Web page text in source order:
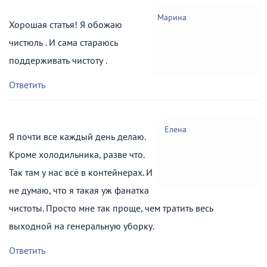
Марина
Хорошая статья! Я обожаю
чистюль . И сама стараюсь
поддерживать чистоту .
Ответить
Елена
Я почти все каждый день делаю.
Кроме холодильника, разве что.
Так там у нас всё в контейнерах. И
не думаю, что я такая уж фанатка
чистоты. Просто мне так проще, чем тратить весь
выходной на генеральную уборку.
Ответить